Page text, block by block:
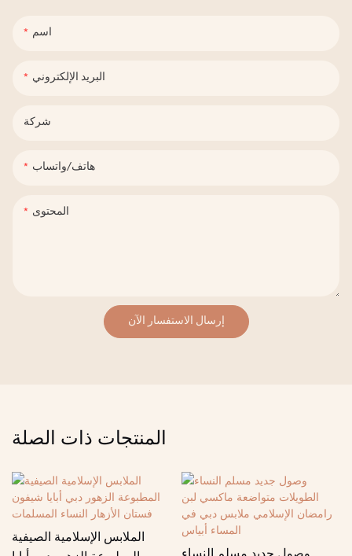
اسم
البريد الإلكتروني
شركة
هاتف/واتساب
المحتوى
إرسال الاستفسار الآن
المنتجات ذات الصلة
الملابس الإسلامية الصيفية